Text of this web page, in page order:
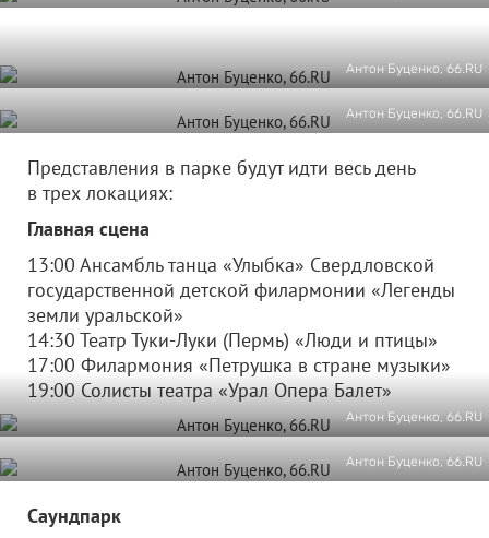
Антон Буценко, 66.RU
Антон Буценко, 66.RU
Представления в парке будут идти весь день
в трех локациях:
Главная сцена
13:00 Ансамбль танца «Улыбка» Свердловской
государственной детской филармонии «Легенды
земли уральской»
14:30 Театр Туки-Луки (Пермь) «Люди и птицы»
17:00 Филармония «Петрушка в стране музыки»
19:00 Солисты театра «Урал Опера Балет»
Антон Буценко, 66.RU
Антон Буценко, 66.RU
Саундпарк